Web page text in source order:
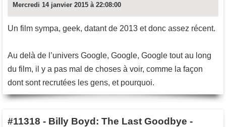
Mercredi 14 janvier 2015 à 22:08:00
Un film sympa, geek, datant de 2013 et donc assez récent.
Au delà de l’univers Google, Google, Google tout au long
du film, il y a pas mal de choses à voir, comme la façon
dont sont recrutées les gens, et pourquoi.
#11318 - Billy Boyd: The Last Goodbye -